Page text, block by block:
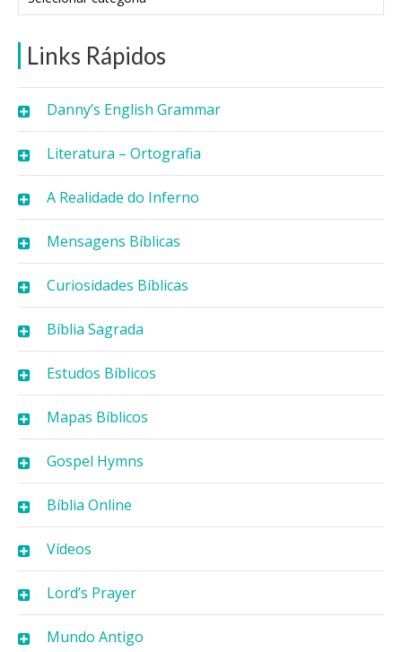
Links Rápidos
Danny’s English Grammar
Literatura – Ortografia
A Realidade do Inferno
Mensagens Bíblicas
Curiosidades Bíblicas
Bíblia Sagrada
Estudos Bíblicos
Mapas Bíblicos
Gospel Hymns
Bíblia Online
Vídeos
Lord’s Prayer
Mundo Antigo